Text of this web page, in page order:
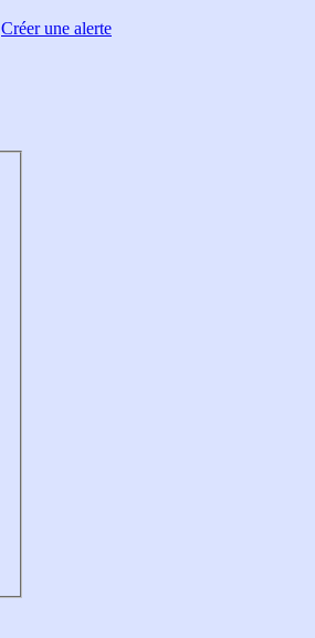
Créer une alerte